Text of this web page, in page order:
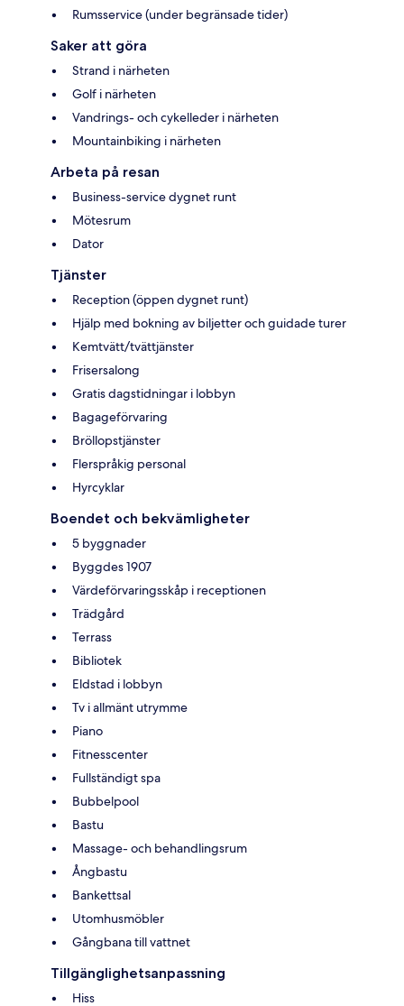
Rumsservice (under begränsade tider)
Saker att göra
Strand i närheten
Golf i närheten
Vandrings- och cykelleder i närheten
Mountainbiking i närheten
Arbeta på resan
Business-service dygnet runt
Mötesrum
Dator
Tjänster
Reception (öppen dygnet runt)
Hjälp med bokning av biljetter och guidade turer
Kemtvätt/tvättjänster
Frisersalong
Gratis dagstidningar i lobbyn
Bagageförvaring
Bröllopstjänster
Flerspråkig personal
Hyrcyklar
Boendet och bekvämligheter
5 byggnader
Byggdes 1907
Värdeförvaringsskåp i receptionen
Trädgård
Terrass
Bibliotek
Eldstad i lobbyn
Tv i allmänt utrymme
Piano
Fitnesscenter
Fullständigt spa
Bubbelpool
Bastu
Massage- och behandlingsrum
Ångbastu
Bankettsal
Utomhusmöbler
Gångbana till vattnet
Tillgänglighetsanpassning
Hiss